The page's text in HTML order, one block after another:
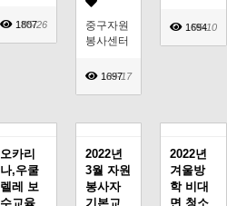
1807
05-26
중구자원
봉사센터
1697
05-17
1694
05-10
오카리
나,우쿨
렐레 보
수교육
2022년
3월 자원
봉사자
기본교
2022년
겨울방
학 비대
면 청소